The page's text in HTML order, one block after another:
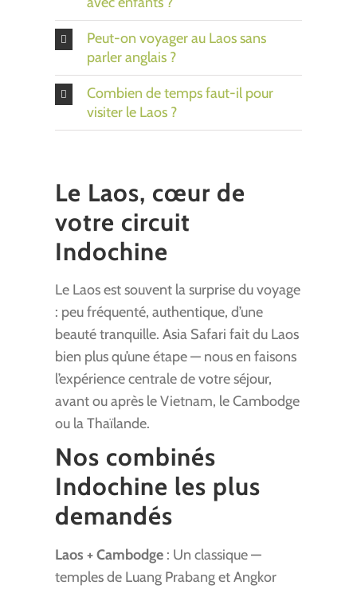
Peut-on voyager au Laos sans
parler anglais ?
Combien de temps faut-il pour
visiter le Laos ?
Le Laos, cœur de
votre circuit
Indochine
Le Laos est souvent la surprise du voyage
: peu fréquenté, authentique, d’une
beauté tranquille. Asia Safari fait du Laos
bien plus qu’une étape — nous en faisons
l’expérience centrale de votre séjour,
avant ou après le Vietnam, le Cambodge
ou la Thaïlande.
Nos combinés
Indochine les plus
demandés
Laos + Cambodge: Un classique —
temples de Luang Prabang et Angkor